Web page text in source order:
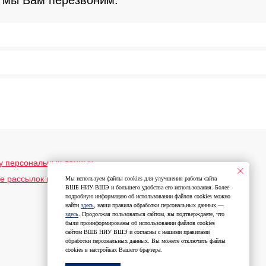
персональных данных
рассылок информационного и рекламного содержания
Мы используем файлы cookies для улучшения работы сайта
ВШБ НИУ ВШЭ и большего удобства его использования. Более
подробную информацию об использовании файлов cookies можно
найти здесь, наши правила обработки персональных данных —
здесь. Продолжая пользоваться сайтом, вы подтверждаете, что
были проинформированы об использовании файлов cookies
сайтом ВШБ НИУ ВШЭ и согласны с нашими правилами
обработки персональных данных. Вы можете отключить файлы
cookies в настройках Вашего браузера.